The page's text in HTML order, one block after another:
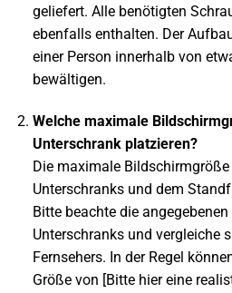
geliefert. Alle benötigten
ebenfalls enthalten. Der
einer Person innerhalb von
bewältigen.
Welche maximale
Unterschrank platzieren?
Die maximale
Unterschranks und dem
Bitte beachte die
Unterschranks und vergleiche
Fernsehers. In der Regel
Größe von [Bitte hier eine